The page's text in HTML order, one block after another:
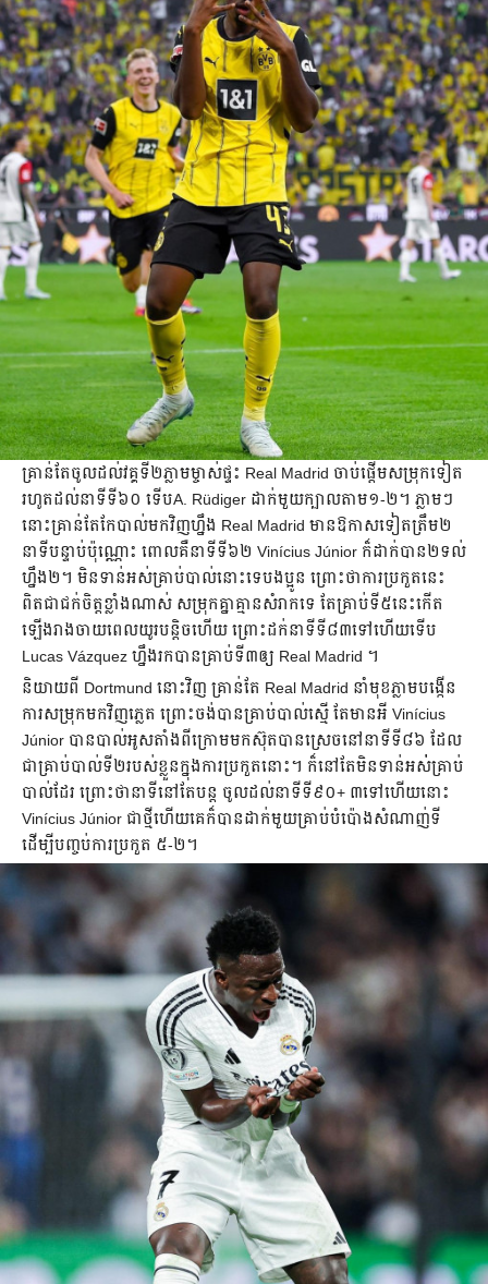
​​គ្រាន់​តែ​ចូល​ដល់​វគ្គ​ទី​២​ភ្លាម​ម្ចាស់​ផ្ទះ​ Real Madrid ចាប់​ផ្ដើម​​សម្រុក​​ទៀត
​រហូត​ដល់​​នាទី​ទី​៦០ ទើប​A. Rüdiger ដាក់​មួយ​​ក្បាល​តាម​១-២​។ ភ្លាម​ៗ​
នោះ​គ្រាន់​តែ​​កែ​បាល់​មក​​វិញ​​​ហ្នឹង Real Madrid មាន​ឱកាស​​ទៀត​ត្រឹម​២​
នាទី​បន្ទាប់​​ប៉ុណ្ណោះ​ ពោល​គឺ​នាទី​ទី​៦២ Vinícius Júnior ​ក៏​ដាក់​បាន​២ទល់​
ហ្នឹង​២​​។ មិនទាន់​អស់​គ្រាប់​បាល់​នោះ​ទេ​​បង​ប្អូន​ ព្រោះ​ថា​ការ​ប្រកួត​នេះ​
ពិត​ជា​ជក់​ចិត្ត​ខ្លាំង​ណាស់​ សម្រុក​គ្នា​​គ្មាន​សំរាក​ទេ ​តែ​គ្រាប់​ទី​៥​នេះ​កើត​
ឡើង​រាង​ចាយ​ពេល​យូរ​​បន្តិច​ហើយ​​ ព្រោះ​ដក់​នាទី​ទី​៨៣​ទៅ​ហើយ​ទើប
Lucas Vázquez ហ្នឹង​រក​បាន​គ្រាប់​ទី​​៣​ឲ្យ Real Madrid ។
​​​​និយាយ​ពី​ Dortmund ​នោះ​វិញ ​គ្រាន់​តែ​ Real Madrid នាំ​មុខ​ភ្លាម​​បង្កើន​
ការ​សម្រុក​​មកវិញ​ភ្លេត​ ​​ព្រោះ​ចង់​បាន​គ្រាប់​បាល់​ស្មើ​ តែ​មាន​អី Vinícius
Júnior បាន​បាល់​អូស​​តាំង​ពី​ក្រោម​មក​ស៊ុត​បាន​ស្រេច​នៅ​នាទី​ទី​៨៦​ ដែល​
ជា​គ្រាប់​បាល់​ទី​២​របស់​ខ្លួន​ក្នុង​ការ​ប្រកួត​នោះ​។ ​ក៏​នៅ​តែ​មិន​ទាន់​អស់់​គ្រាប់​
បាល់​​​ដែរ​ ព្រោះ​ថា​នាទី​នៅ​​តែ​បន្ត​ ចូល​ដល់​នាទី​ទី៩០​+ ៣ទៅ​ហើយនោះ
Vinícius Júnior ជា​ថ្មី​ហើយ​គេ​ក៏​បាន​ដាក់​មួយ​គ្រាប់​​បំប៉ោង​សំណាញ់​ទី​
ដើម្បី​បញ្ចប់​ការ​ប្រកួត​ ៥-២។